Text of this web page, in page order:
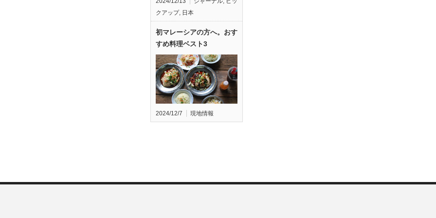
クアップ, 日本
初マレーシアの方へ。おす
すめ料理ベスト3
2024/12/7 現地情報